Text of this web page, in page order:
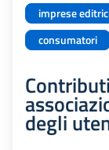
imprese
consumatori
degli